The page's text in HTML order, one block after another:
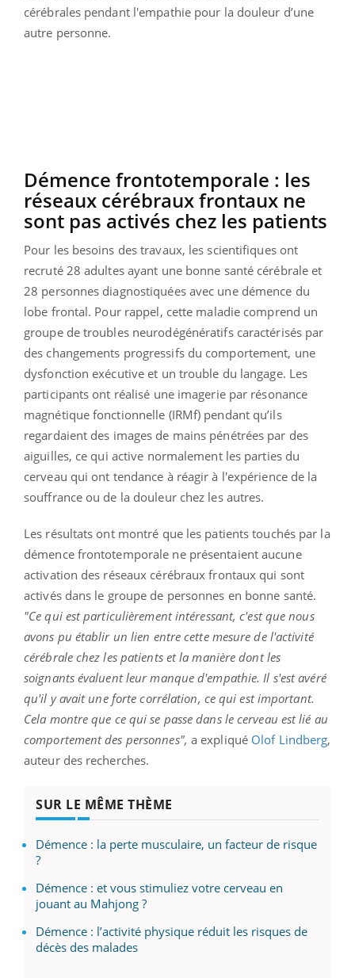
cérébrales pendant l'empathie pour la douleur d’une
autre personne.
Démence frontotemporale : les
réseaux cérébraux frontaux ne
sont pas activés chez les patients
Pour les besoins des travaux, les scientifiques ont
recruté 28 adultes ayant une bonne santé cérébrale et
28 personnes diagnostiquées avec une démence du
lobe frontal. Pour rappel, cette maladie comprend un
groupe de troubles neurodégénératifs caractérisés par
des changements progressifs du comportement, une
dysfonction exécutive et un trouble du langage. Les
participants ont réalisé une imagerie par résonance
magnétique fonctionnelle (IRMf) pendant qu’ils
regardaient des images de mains pénétrées par des
aiguilles, ce qui active normalement les parties du
cerveau qui ont tendance à réagir à l'expérience de la
souffrance ou de la douleur chez les autres.
Les résultats ont montré que les patients touchés par la
démence frontotemporale ne présentaient aucune
activation des réseaux cérébraux frontaux qui sont
activés dans le groupe de personnes en bonne santé.
"Ce qui est particulièrement intéressant, c'est que nous
avons pu établir un lien entre cette mesure de l'activité
cérébrale chez les patients et la manière dont les
soignants évaluent leur manque d'empathie. Il s'est avéré
qu'il y avait une forte corrélation, ce qui est important.
Cela montre que ce qui se passe dans le cerveau est lié au
comportement des personnes", a expliqué Olof Lindberg,
auteur des recherches.
SUR LE MÊME THÈME
Démence : la perte musculaire, un facteur de risque
?
Démence : et vous stimuliez votre cerveau en
jouant au Mahjong ?
Démence : l’activité physique réduit les risques de
décès des malades